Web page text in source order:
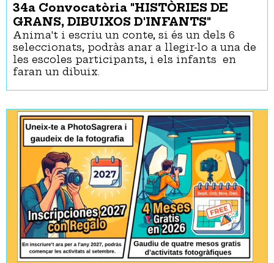
34a Convocatòria "HISTÒRIES DE
GRANS, DIBUIXOS D'INFANTS"
Anima't i escriu un conte, si és un dels 6
seleccionats, podràs anar a llegir-lo a una de
les escoles participants, i els infants en
faran un dibuix.